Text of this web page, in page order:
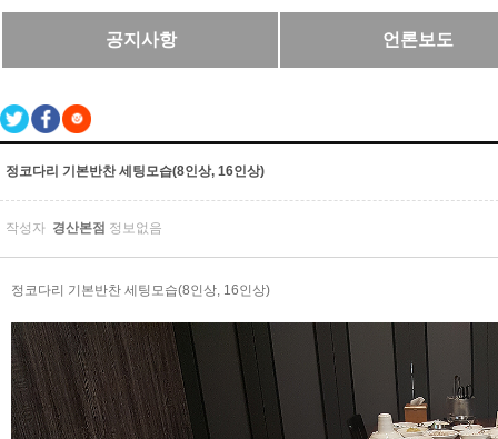
공지사항 언론보도
정코다리 기본반찬 세팅모습(8인상, 16인상)
작성자 경산본점 정보없음
정코다리 기본반찬 세팅모습(8인상, 16인상)